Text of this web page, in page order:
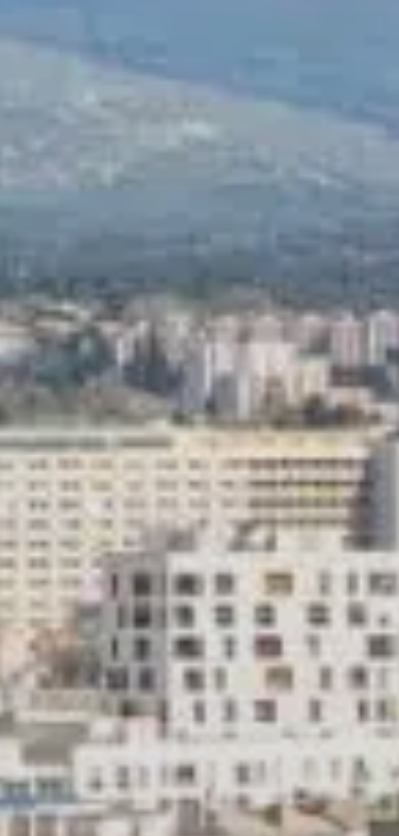
Vous êtes vendeur ou curieux
de savoir combien vaut votre
bien?Contactez-nous pour
que nous puissions estimer
votre bien gratuitement
DEMANDER UNE ESTIMATION